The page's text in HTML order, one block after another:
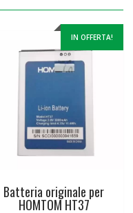
IN OFFERTA!
Batteria originale per
HOMTOM HT37